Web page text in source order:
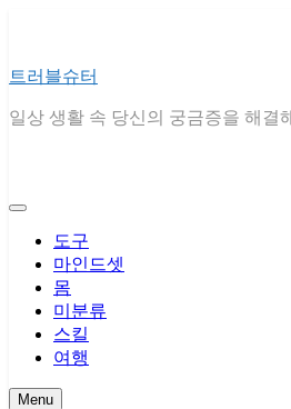
트러블슈터
일상 생활 속 당신의 궁금증을 해결
도구
마인드셋
몸
미분류
스킬
여행
Menu